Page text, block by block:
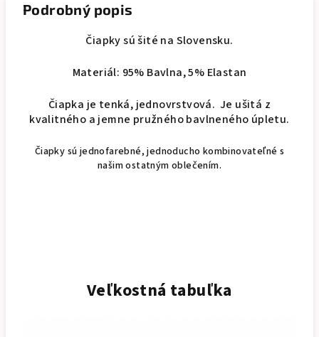
Podrobný popis
Čiapky sú šité na Slovensku.
Materiál: 95% Bavlna, 5% Elastan
Čiapka je tenká, jednovrstvová. Je ušitá z
kvalitného a jemne pružného bavlneného úpletu.
Čiapky sú jednofarebné, jednoducho kombinovateľné s
našim ostatným oblečením.
Veľkostná tabuľka